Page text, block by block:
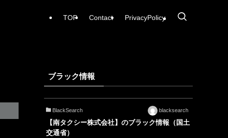
TOP Contact PrivacyPolicy
ブラック情報
BlackSearch blacksearch
【南タクシー株式会社】のブラック情報（国土
交通省）